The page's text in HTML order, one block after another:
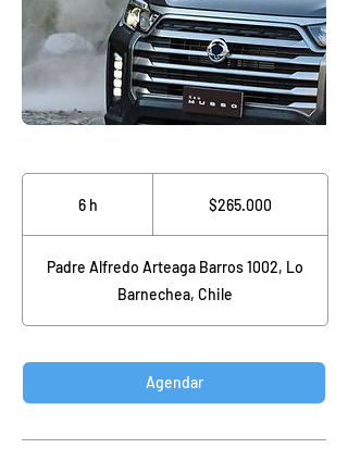
6 h
h
$265.000
Padre Alfredo Arteaga Barros 1002, Lo
Barnechea, Chile
Agendar